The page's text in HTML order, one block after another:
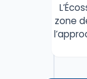
zone